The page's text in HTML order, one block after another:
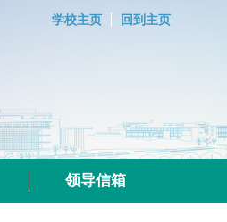
学校主页 回到主页
领导信箱